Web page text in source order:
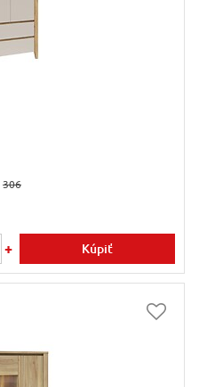
306
+ Kúpiť